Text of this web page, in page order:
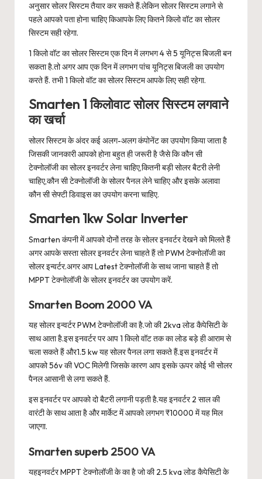
अनुसार सोलर सिस्टम तैयार कर सकते हैं.लेकिन सोलर सिस्टम लगाने से
पहले आपको पता होना चाहिए किआपके लिए कितने किलो वॉट का सोलर
सिस्टम सही रहेगा.
1 किलो वॉट का सोलर सिस्टम एक दिन में लगभग 4 से 5 यूनिट्स बिजली बन
सकता है.तो अगर आप एक दिन में लगभग पांच यूनिट्स बिजली का उपयोग
करते हैं. तभी 1 किलो वॉट का सोलर सिस्टम आपके लिए सही रहेगा.
Smarten 1 किलोवाट सोलर सिस्टम लगवाने
का खर्चा
सोलर सिस्टम के अंदर कई अलग-अलग कंपोनेंट का उपयोग किया जाता है
जिसकी जानकारी आपको होना बहुत ही जरूरी है जैसे कि कौन सी
टेक्नोलॉजी का सोलर इनवर्टर लेना चाहिए,कितनी बड़ी सोलर बैटरी लेनी
चाहिए,कौन सी टेक्नोलॉजी के सोलर पैनल लेने चाहिए और इसके अलावा
कौन सी सेफ्टी डिवाइस का उपयोग करना चाहिए.
Smarten 1kw Solar Inverter
Smarten कंपनी में आपको दोनों तरह के सोलर इनवर्टर देखने को मिलते हैं
अगर आपके सस्ता सोलर इनवर्टर लेना चाहते हैं तो PWM टेक्नोलॉजी का
सोलर इन्वर्टर.अगर आप Latest टेक्नोलॉजी के साथ जाना चाहते हैं तो
MPPT टेक्नोलॉजी के सोलर इनवर्टर का उपयोग करें.
Smarten Boom 2000 VA
यह सोलर इन्वर्टर PWM टेक्नोलॉजी का है.जो की 2kva लोड कैपेसिटी के
साथ आता है.इस इनवर्टर पर आप 1 किलो वॉट तक का लोड बड़े ही आराम से
चला सकते हैं और1.5 kw यह सोलर पैनल लगा सकते हैं.इस इनवर्टर में
आपको 56v की VOC मिलेगी जिसके कारण आप इसके ऊपर कोई भी सोलर
पैनल आसानी से लगा सकते हैं.
इस इनवर्टर पर आपको दो बैटरी लगानी पड़ती है.यह इनवर्टर 2 साल की
वारंटी के साथ आता है और मार्केट में आपको लगभग ₹10000 में यह मिल
जाएगा.
Smarten superb 2500 VA
यहइनवर्टर MPPT टेक्नोलॉजी के का है जो की 2.5 kva लोड कैपेसिटी के